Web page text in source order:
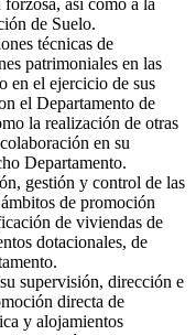
de Suelo.
técnicas de
patrimoniales en las
en el ejercicio de sus
el Departamento de
la realización de otras
en su
Departamento.
gestión y control de las
de promoción
de viviendas de
dotacionales, de
supervisión, dirección e
directa de
y alojamientos